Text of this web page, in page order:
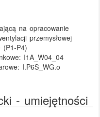
na opracowanie
przemysłowej
(P1-P4)
I1A_W04_04
I.P6S_WG.o
- umiejętności